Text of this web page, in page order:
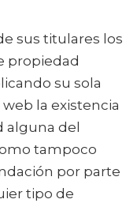
sus titulares los
propiedad
su sola
la existencia
alguna del
tampoco
por parte
tipo de